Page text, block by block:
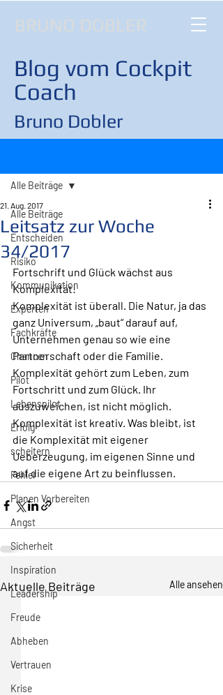
BRUNO DOBLER
Blog vom Cockpit
Coach
Bruno Dobler
Alle Beiträge
Entscheiden
Risiko
Kommunikation
Experten
Fachkräfte
Chancen
Pilot
Lebenspilot
Erfolg
scheitern
Fehler
Planen Vorbereiten
Angst
Sicherheit
Inspiration
Leadership
Freude
Abheben
Vertrauen
Krise
Alle Beiträge
Leitsatz zur Woche
34/2017
21. Aug. 2017
Fortschrift und Glück wächst aus
Komplexität!
Komplexität ist überall. Die Natur, ja das
ganz Universum, „baut“ darauf auf,
Unternehmen genau so wie eine
Partnerschaft oder die Familie.
Komplexität gehört zum Leben, zum
Fortschritt und zum Glück. Ihr
auszuweichen, ist nicht möglich.
Komplexität ist kreativ. Was bleibt, ist
die Komplexität mit eigener
Ueberzeugung, im eigenen Sinne und
auf die eigene Art zu beinflussen.
Aktuelle Beiträge Alle ansehen